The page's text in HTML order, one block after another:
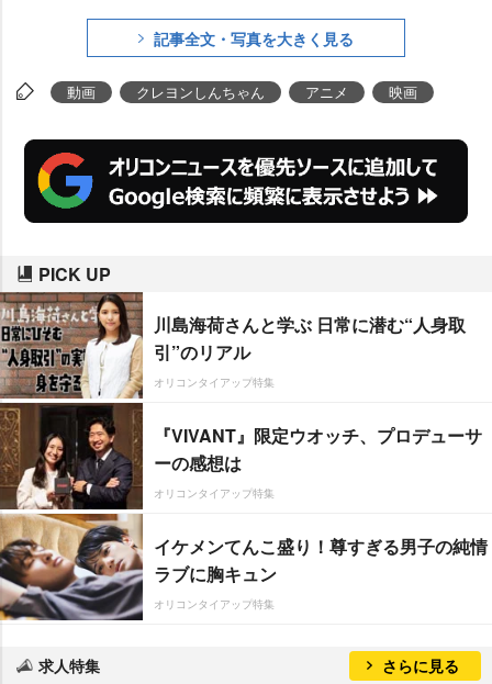
開される。本日、＜踊るおバカ編
＞と＜お寿司でスシ編＞、2種類
のCM映像が解禁となった。
記事全文・写真を大きく見る
動画 クレヨンしんちゃん アニメ 映画
PICK UP
川島海荷さんと学ぶ 日常に潜む“人身取
引”のリアル
オリコンタイアップ特集
『VIVANT』限定ウオッチ、プロデューサ
ーの感想は
オリコンタイアップ特集
イケメンてんこ盛り！尊すぎる男子の純情
ラブに胸キュン
オリコンタイアップ特集
求人特集 さらに見る